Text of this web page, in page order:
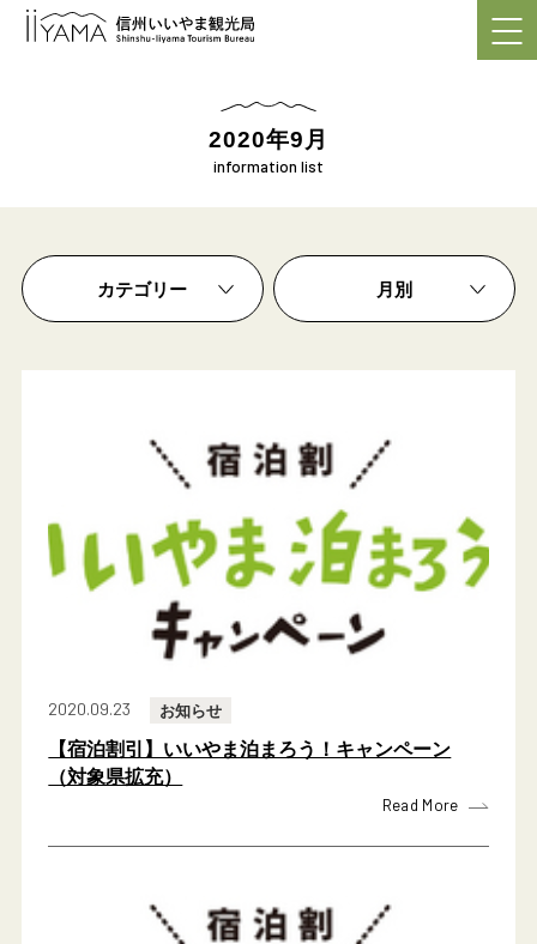
2020年9月
information list
カテゴリー
交通情報
イベント
月別
2019年2月（2）
2019年1月（3）
2020.09.23 お知らせ
【宿泊割引】いいやま泊まろう！キャンペーン
（対象県拡充）
Read More